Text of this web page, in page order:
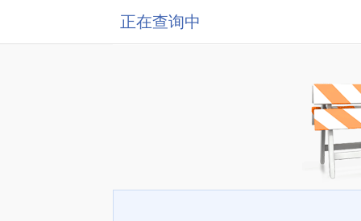
正在查询中